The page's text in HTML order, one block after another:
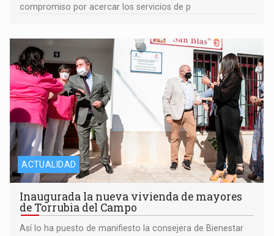
compromiso por acercar los servicios de p
ACTUALIDAD
Inaugurada la nueva vivienda de mayores
de Torrubia del Campo
Así lo ha puesto de manifiesto la consejera de Bienestar